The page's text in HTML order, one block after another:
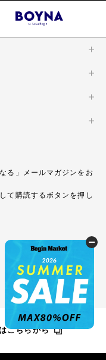
る」メールマガジンをお
て購読するボタンを押し
こちらから